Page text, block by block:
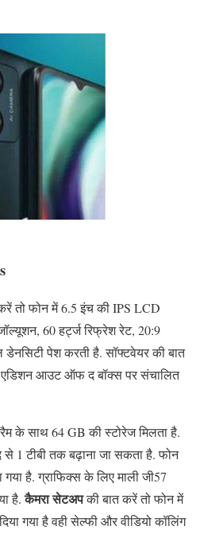
तो फोन में 6.5 इंच की IPS LCD
60 हर्ट्ज रिफ्रेश रेट, 20:9
पेश करती है. सॉफ्टवेयर की बात
एडिशन आउट ऑफ द बॉक्स पर संचालित
के साथ 64 GB की स्टोरेज मिलता है.
से 1 टीबी तक बढ़ाना जा सकता है. फोन
है. ग्राफिक्स के लिए माली जी57
है.कैमरा सेटअपकी बात करें तो फोन में
गया है वही सेल्फी और वीडियो कॉलिंग